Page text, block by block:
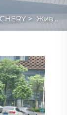
CHERY > Живот